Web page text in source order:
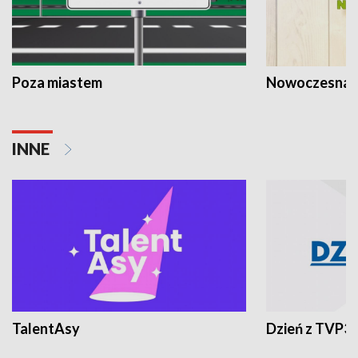
Poza miastem Nowoczesna
INNE
TalentAsy Dzień z TVP3